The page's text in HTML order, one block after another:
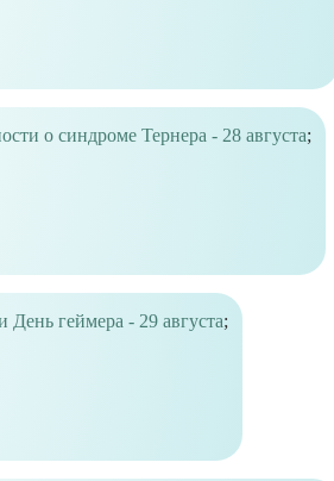
о синдроме Тернера - 28 августа;
геймера - 29 августа;